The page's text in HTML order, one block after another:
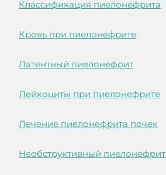
Классификация пиелонефрита
Кровь при пиелонефрите
Латентный пиелонефрит
Лейкоциты при пиелонефрите
Лечение пиелонефрита почек
Необструктивный пиелонефрит